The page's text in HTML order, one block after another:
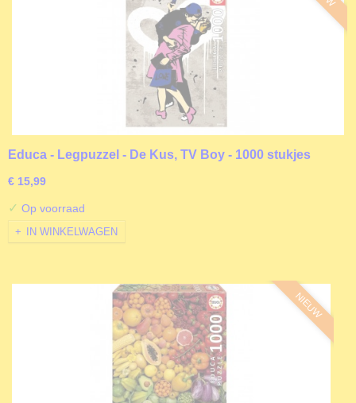
Educa - Legpuzzel - De Kus, TV Boy - 1000 stukjes
€ 15,99
✓ Op voorraad
IN WINKELWAGEN
NIEUW